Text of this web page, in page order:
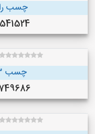
چسب
چسب ۳-۲-۱ ترکیه اینتر